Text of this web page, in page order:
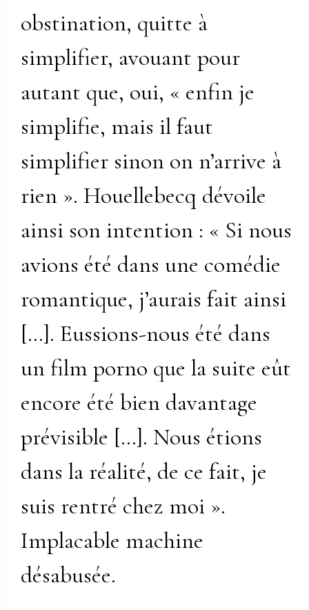
obstination, quitte à
simplifier, avouant pour
autant que, oui, « enfin je
simplifie, mais il faut
simplifier sinon on n’arrive à
rien ». Houellebecq dévoile
ainsi son intention : « Si nous
avions été dans une comédie
romantique, j’aurais fait ainsi
[…]. Eussions-nous été dans
un film porno que la suite eût
encore été bien davantage
prévisible […]. Nous étions
dans la réalité, de ce fait, je
suis rentré chez moi ».
Implacable machine
désabusée.